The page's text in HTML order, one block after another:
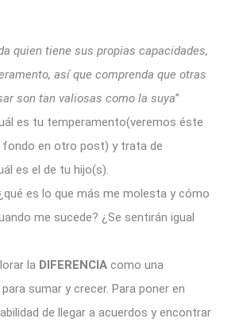
quien tiene sus propias capacidades,
así que comprenda que otras
son tan valiosas como la suya”
es tu temperamento(veremos éste
fondo en otro post) y trata de
es el de tu hijo(s).
es lo que más me molesta y cómo
me sucede? ¿Se sentirán igual
la DIFERENCIA como una
sumar y crecer. Para poner en
de llegar a acuerdos y encontrar